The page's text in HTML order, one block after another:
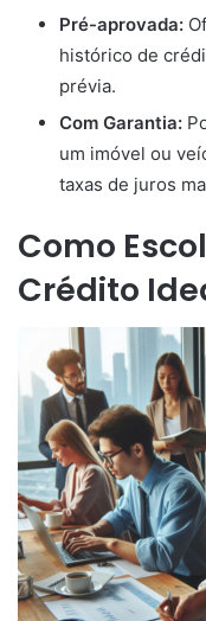
Pré-aprovada:
histórico de
prévia.
Com Garantia:
um imóvel ou
taxas de juros
Como
Crédito